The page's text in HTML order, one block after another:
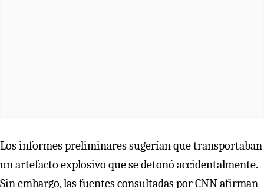
Los informes preliminares sugerían que transportaban
un artefacto explosivo que se detonó accidentalmente.
Sin embargo, las fuentes consultadas por CNN afirman